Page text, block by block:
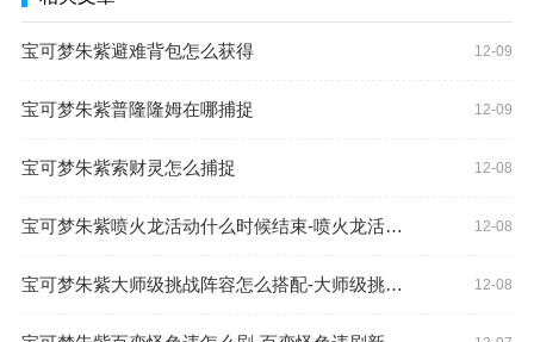
宝可梦朱紫避难背包怎么获得 12-09
宝可梦朱紫普隆隆姆在哪捕捉 12-09
宝可梦朱紫索财灵怎么捕捉 12-08
宝可梦朱紫喷火龙活动什么时候结束-喷火龙活动结束时间 12-08
宝可梦朱紫大师级挑战阵容怎么搭配-大师级挑战阵容搭配攻略 12-08